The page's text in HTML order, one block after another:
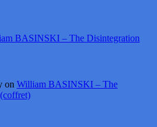
BASINSKI – The Disintegration
on William BASINSKI – The